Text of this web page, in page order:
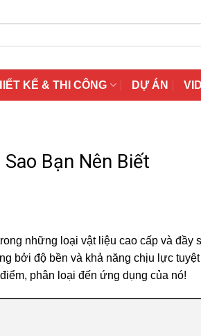
KẾ & THI CÔNG DỰ ÁN
Bạn Nên Biết
những loại vật liệu cao cấp và đầy
bởi độ bền và khả năng chịu lực
phân loại đến ứng dụng của nó!